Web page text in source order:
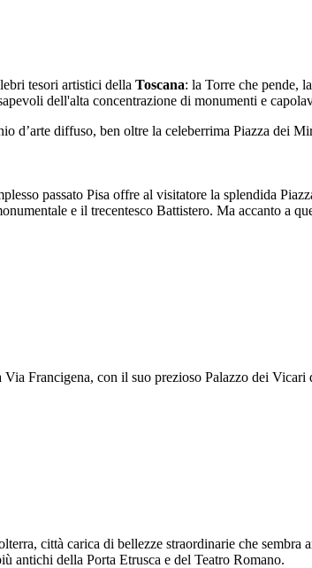
tesori artistici della Toscana: la Torre che pende,
dell'alta concentrazione di monumenti e
d’arte diffuso, ben oltre la celeberrima Piazza dei
passato Pisa offre al visitatore la splendida
e il trecentesco Battistero. Ma accanto a
Via Francigena, con il suo prezioso Palazzo dei
città carica di bellezze straordinarie che
antichi della Porta Etrusca e del Teatro Romano.